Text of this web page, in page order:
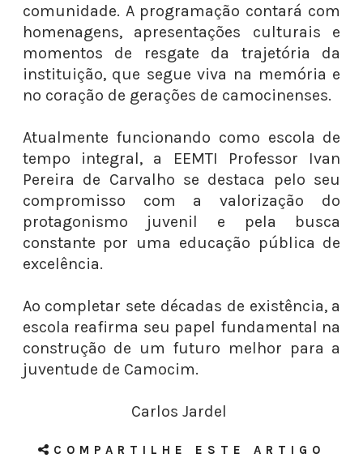
comunidade. A programação contará com
homenagens, apresentações culturais e
momentos de resgate da trajetória da
instituição, que segue viva na memória e
no coração de gerações de camocinenses.
Atualmente funcionando como escola de
tempo integral, a EEMTI Professor Ivan
Pereira de Carvalho se destaca pelo seu
compromisso com a valorização do
protagonismo juvenil e pela busca
constante por uma educação pública de
excelência.
Ao completar sete décadas de existência, a
escola reafirma seu papel fundamental na
construção de um futuro melhor para a
juventude de Camocim.
Carlos Jardel
COMPARTILHE ESTE ARTIGO